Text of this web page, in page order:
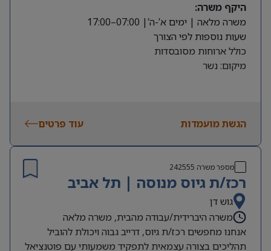
היקף משרה:
משרה מלאה | ימים א’-ה’| 07:00–17:00
שעות נוספות לפי הצורך
כולל ארוחות מסובסדות
מיקום: נשר
הגשת מועמדות עוד פרטים
מספר משרה 242555
רכז/ת גיוס מנוסה | תל אביב
גוש דן
משרה היברידית/עבודה מהבית, משרה מלאה
אנחנו מחפשים רכז/ת גיוס, דרייב גבוה ויכולת להוביל
תהליכים בצורה עצמאית לתפקיד משמעותי עם פוטנציאל